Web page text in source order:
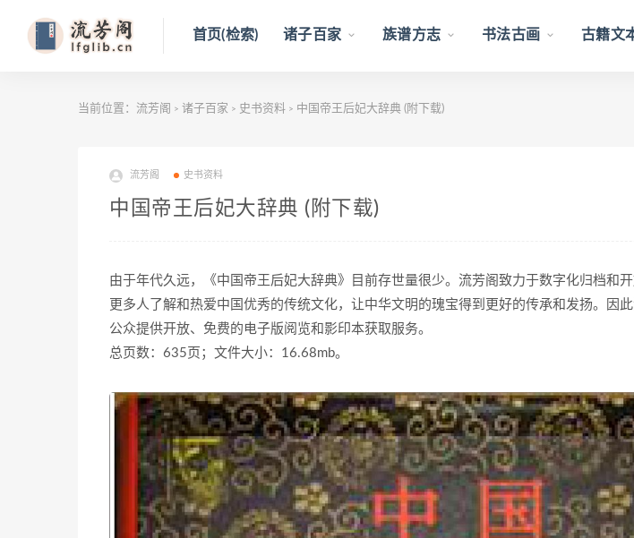
首页(检索) 诸子百家 族谱方志 书法古画 古籍文
当前位置： 流芳阁 > 诸子百家 > 史书资料 > 中国帝王后妃大辞典 (附下载)
流芳阁 史书资料
中国帝王后妃大辞典 (附下载)
由于年代久远，《中国帝王后妃大辞典》目前存世量很少。流芳阁致力于数字化归档和
更多人了解和热爱中国优秀的传统文化，让中华文明的瑰宝得到更好的传承和发扬。因
公众提供开放、免费的电子版阅览和影印本获取服务。
总页数：635页；文件大小：16.68mb。